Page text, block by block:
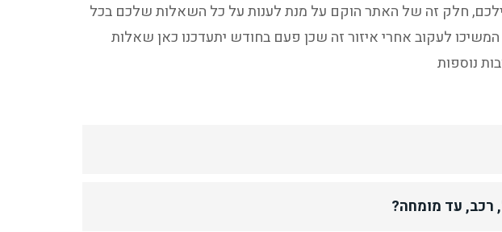
חלק זה של האתר הוקם על מנת לענות על כל השאלות שלכם בכל
לעקוב אחרי איזור זה שכן פעם בחודש יתעדכנו כאן שאלות
נוספות
רכב, עד מומחה?